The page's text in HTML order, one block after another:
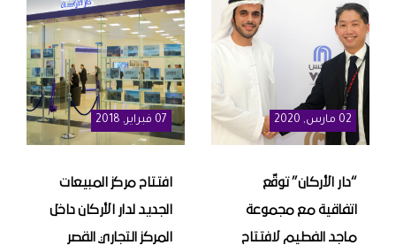
02 مارس, 2020
“دار الأركان” توقّع
اتفاقية مع مجموعة
ماجد الفطيم لافتتاح
07 فبراير, 2018
افتتاح مركز المبيعات
الجديد لدار الأركان داخل
المركز التجاري القصر